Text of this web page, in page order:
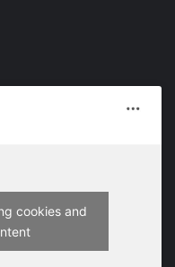
cookies and